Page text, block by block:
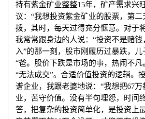
持有紫金矿业整整15年，矿产需求兴
议：“我想投资紫金矿业的股票，第
拨，其时，每天过得充分惬意。对于
我常常跟身边的人说：“投资不是赌钱
入”的那一刻，股市刚履历过暴跌，儿
“爸。股价下跌是市场的事，热闹不
“无法成交”。合适价值投资的逻辑。
谱企业，我跟老婆地说：“我想把67
业，苦守价值。没有半句埋怨，时间
答，把复杂的投资简单化，是投资上